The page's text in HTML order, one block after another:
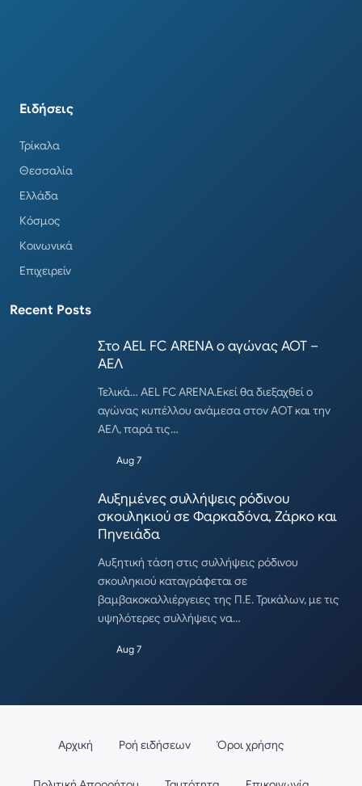
Ειδήσεις
Τρίκαλα
Θεσσαλία
Ελλάδα
Κόσμος
Κοινωνικά
Επιχειρείν
Recent Posts
Στο AEL FC ARENA ο αγώνας ΑΟΤ –
ΑΕΛ
Τελικά… AEL FC ARENA.Εκεί θα διεξαχθεί ο
αγώνας κυπέλλου ανάμεσα στον ΑΟΤ και την
ΑΕΛ, παρά τις…
Aug 7
Αυξημένες συλλήψεις ρόδινου
σκουληκιού σε Φαρκαδόνα, Ζάρκο και
Πηνειάδα
Αυξητική τάση στις συλλήψεις ρόδινου
σκουληκιού καταγράφεται σε
βαμβακοκαλλιέργειες της Π.Ε. Τρικάλων, με τις
υψηλότερες συλλήψεις να…
Aug 7
Αρχική Ροή ειδήσεων Όροι χρήσης